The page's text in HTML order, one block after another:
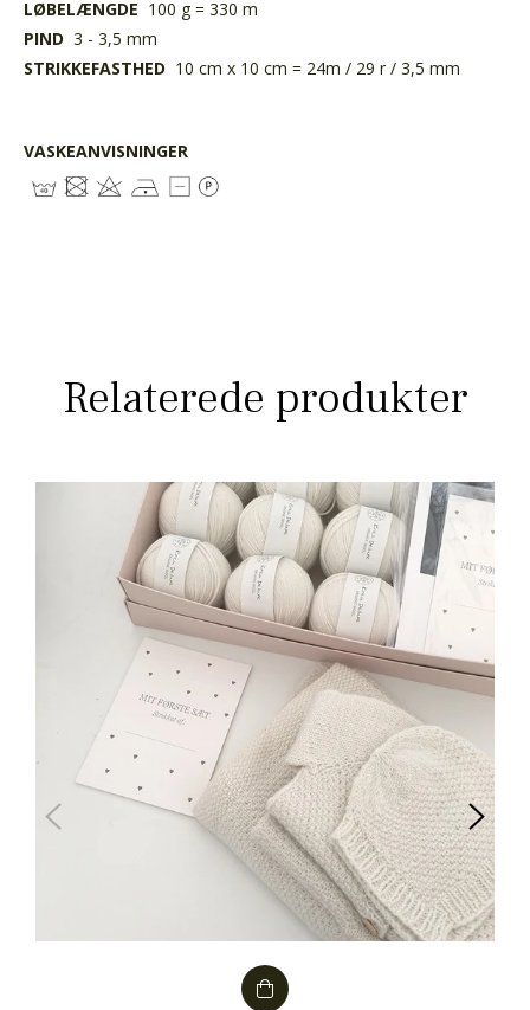
LØBELÆNGDE 100 g = 330 m
PIND 3 - 3,5 mm
STRIKKEFASTHED 10 cm x 10 cm = 24m / 29 r / 3,5 mm
VASKEANVISNINGER
Relaterede produkter